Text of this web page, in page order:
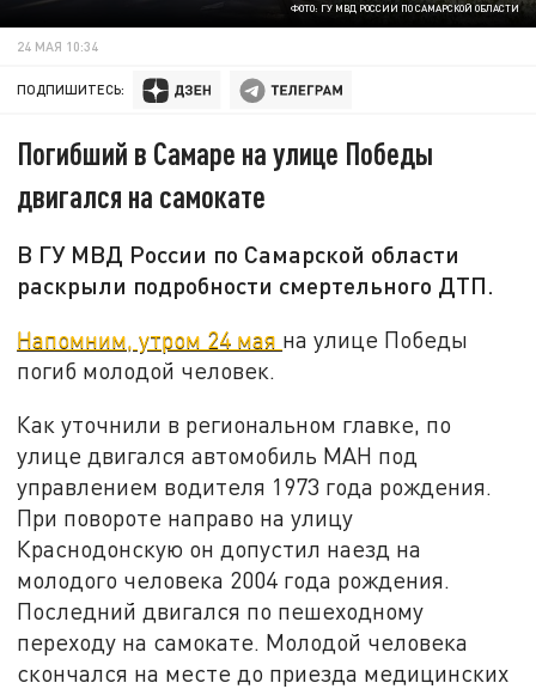
ФОТО: ГУ МВД РОССИИ ПО САМАРСКОЙ ОБЛАСТИ
24 МАЯ 10:34
ПОДПИШИТЕСЬ:
Погибший в Самаре на улице Победы
двигался на самокате
В ГУ МВД России по Самарской области
раскрыли подробности смертельного ДТП.
Напомним, утром 24 мая на улице Победы
погиб молодой человек.
Как уточнили в региональном главке, по
улице двигался автомобиль МАН под
управлением водителя 1973 года рождения.
При повороте направо на улицу
Краснодонскую он допустил наезд на
молодого человека 2004 года рождения.
Последний двигался по пешеходному
переходу на самокате. Молодой человека
скончался на месте до приезда медицинских